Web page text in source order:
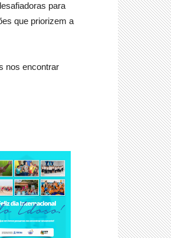
para
que priorizem a
nos encontrar